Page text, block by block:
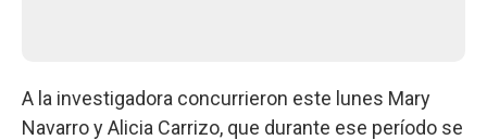
A la investigadora concurrieron este lunes Mary
Navarro y Alicia Carrizo, que durante ese período se